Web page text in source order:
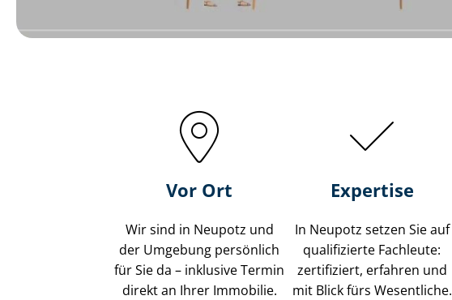
Vor Ort
Wir sind in Neupotz und
der Umgebung persönlich
für Sie da – inklusive Termin
direkt an Ihrer Immobilie.
Expertise
In Neupotz setzen Sie auf
qualifizierte Fachleute:
zertifiziert, erfahren und
mit Blick fürs Wesentliche.